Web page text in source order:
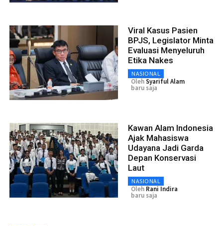
Viral Kasus Pasien
BPJS, Legislator Minta
Evaluasi Menyeluruh
Etika Nakes
NASIONAL
OlehSyariful Alam
baru saja
Kawan Alam Indonesia
Ajak Mahasiswa
Udayana Jadi Garda
Depan Konservasi
Laut
NASIONAL
Oleh Rani Indira
baru saja